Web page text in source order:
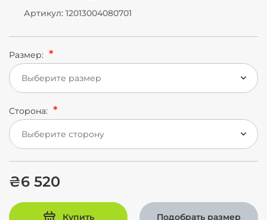
Артикул: 12013004080701
Размер:
Выберите размер
Сторона:
Выберите сторону
₴6 520
Купить Подобрать размер